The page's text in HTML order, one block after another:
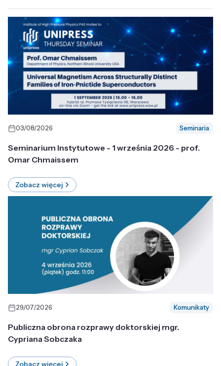
03/08/2026 Seminaria
Seminarium Instytutowe - 1 września 2026 - prof.
Omar Chmaissem
Zobacz więcej
29/07/2026 Komunikaty
Publiczna obrona rozprawy doktorskiej mgr.
Cypriana Sobczaka
Zobacz więcej